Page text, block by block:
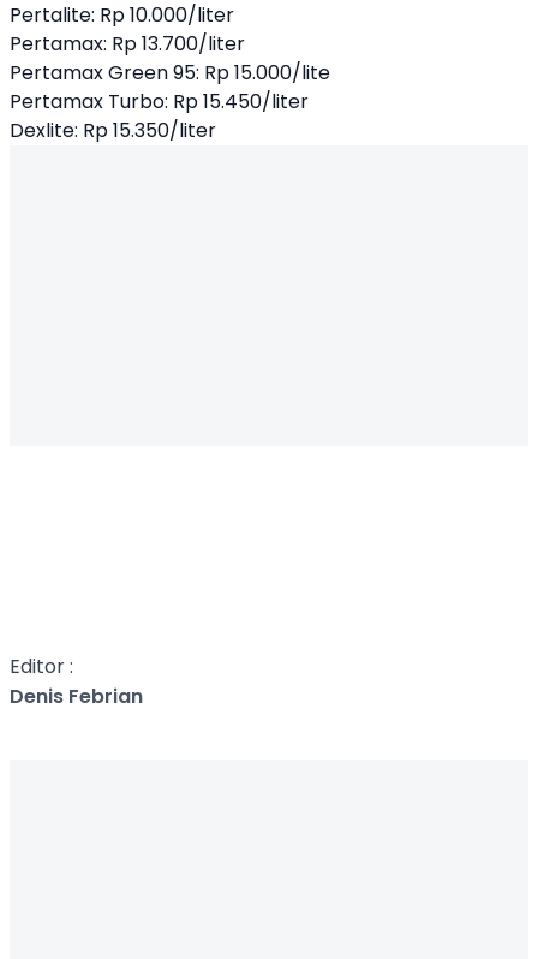
Pertalite: Rp 10.000/liter
Pertamax: Rp 13.700/liter
Pertamax Green 95: Rp 15.000/lite
Pertamax Turbo: Rp 15.450/liter
Dexlite: Rp 15.350/liter
Editor :
Denis Febrian